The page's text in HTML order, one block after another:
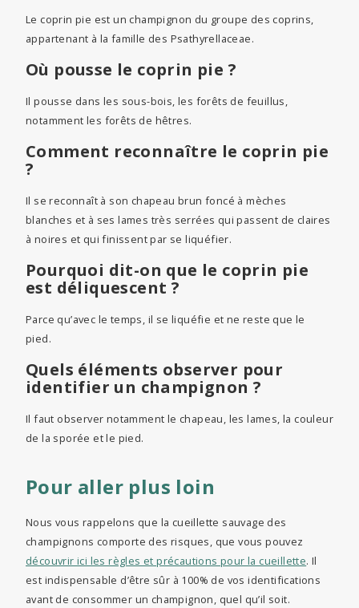
Le coprin pie est un champignon du groupe des coprins,
appartenant à la famille des Psathyrellaceae.
Où pousse le coprin pie ?
Il pousse dans les sous-bois, les forêts de feuillus,
notamment les forêts de hêtres.
Comment reconnaître le coprin pie
?
Il se reconnaît à son chapeau brun foncé à mèches
blanches et à ses lames très serrées qui passent de claires
à noires et qui finissent par se liquéfier.
Pourquoi dit-on que le coprin pie
est déliquescent ?
Parce qu’avec le temps, il se liquéfie et ne reste que le
pied.
Quels éléments observer pour
identifier un champignon ?
Il faut observer notamment le chapeau, les lames, la couleur
de la sporée et le pied.
Pour aller plus loin
Nous vous rappelons que la cueillette sauvage des
champignons comporte des risques, que vous pouvez
découvrir ici les règles et précautions pour la cueillette. Il
est indispensable d’être sûr à 100% de vos identifications
avant de consommer un champignon, quel qu’il soit.